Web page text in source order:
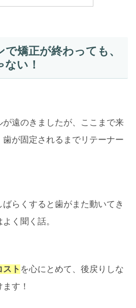
矯正が終わっても、
い！
遠のきましたが、ここまで来
が固定されるまでリテーナー
らくすると歯がまた動いてき
く聞く話。
スト を心にとめて、後戻りしな
す！